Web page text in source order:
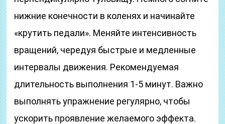
нижние конечности в коленях и начинайте
«крутить педали». Меняйте интенсивность
вращений, чередуя быстрые и медленные
интервалы движения. Рекомендуемая
длительность выполнения 1-5 минут. Важно
выполнять упражнение регулярно, чтобы
ускорить проявление желаемого эффекта.